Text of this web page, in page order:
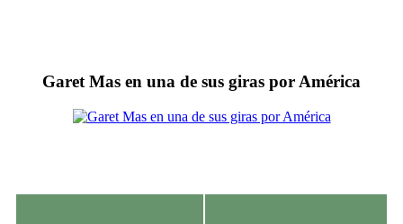
Garet Mas en una de sus giras por América